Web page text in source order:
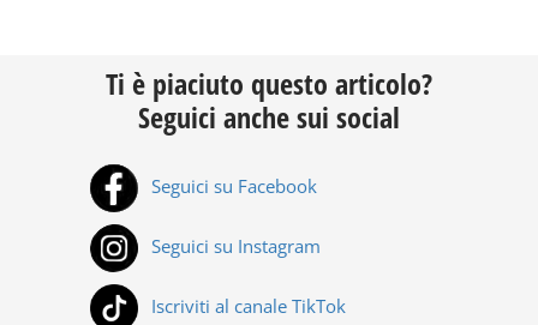
Ti è piaciuto questo articolo?
Seguici anche sui social
Seguici su Facebook
Seguici su Instagram
Iscriviti al canale TikTok